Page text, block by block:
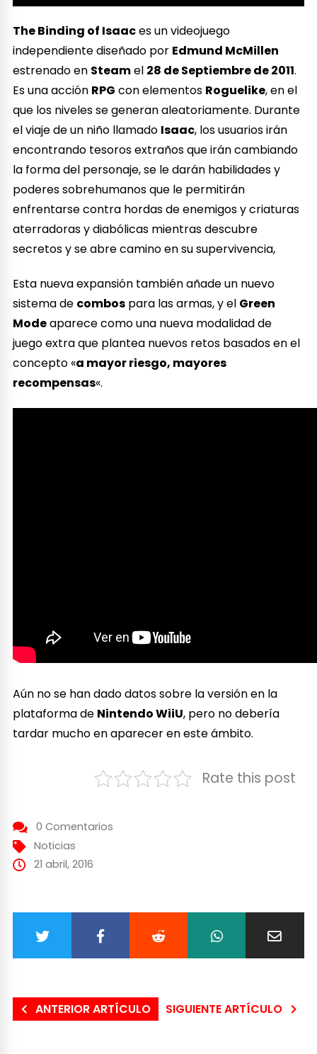
The Binding of Isaaces un videojuego
independiente diseñado por Edmund McMillen
estrenado en Steamel 28 de Septiembre de 2011.
Es una acción RPG con elementos Roguelike, en el
que los niveles se generan aleatoriamente. Durante
el viaje de un niño llamado Isaac, los usuarios irán
encontrando tesoros extraños que irán cambiando
la forma del personaje, se le darán habilidades y
poderes sobrehumanos que le permitirán
enfrentarse contra hordas de enemigos y criaturas
aterradoras y diabólicas mientras descubre
secretos y se abre camino en su supervivencia,
Esta nueva expansión también añade un nuevo
sistema de combos para las armas, y el Green
Modeaparece como una nueva modalidad de
juego extra que plantea nuevos retos basados en el
concepto «a mayor riesgo, mayores
recompensas«.
Aún no se han dado datos sobre la versión en la
plataforma de Nintendo WiiU, pero no debería
tardar mucho en aparecer en este ámbito.
Rate this post
0 Comentarios
Noticias
21 abril, 2016
ANTERIOR ARTÍCULO SIGUIENTE ARTÍCULO